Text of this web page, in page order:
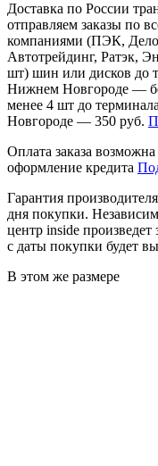
Доставка по России
отправляем заказы по
компаниями (ПЭК,
Автотрейдинг, Ратэк,
шт) шин или дисков до
Нижнем Новгороде —
менее 4 шт до
Новгороде — 350 руб.
Оплата заказа возможна
оформление кредита
Гарантия производителя
дня покупки.
центр inside
с даты покупки будет
В этом же размере